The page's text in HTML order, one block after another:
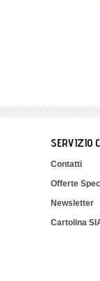
SERVIZIO
Contatti
Offerte
Newsletter
Cartolina